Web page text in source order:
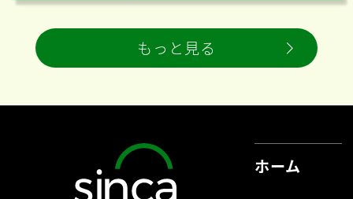
もっと見る
ホーム